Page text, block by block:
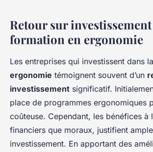
Retour sur investissement
formation en ergonomie
Les entreprises qui investissent dans la
ergonomie témoignent souvent d’un
investissement significatif.
place de programmes ergonomiques
coûteuse. Cependant, les bénéfices à
financiers que moraux, justifient
investissement. En apportant des